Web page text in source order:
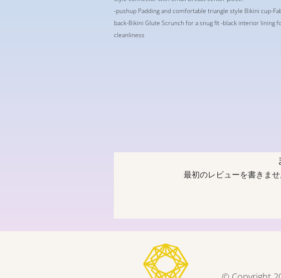
-pushup Padding and comfortable triangle style Bikini cup-
back-Bikini Glute Scrunch for a snug fit -black interior lining
cleanliness
最初のレビューを書きま